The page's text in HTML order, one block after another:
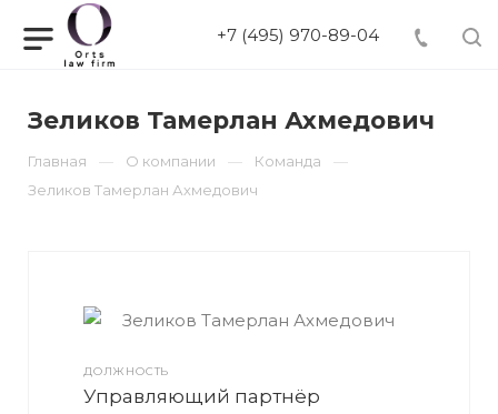
+7 (495) 970-89-04
Зеликов Тамерлан Ахмедович
Главная О компании
Команда
Зеликов Тамерлан Ахмедович
ДОЛЖНОСТЬ
Управляющий партнёр